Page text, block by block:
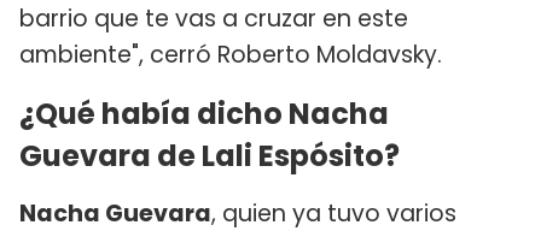
barrio que te vas a cruzar en este
ambiente", cerró Roberto Moldavsky.
¿Qué había dicho Nacha
Guevara de Lali Espósito?
Nacha Guevara, quien ya tuvo varios